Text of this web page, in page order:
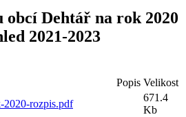
obcí Dehtář na rok 2020
2021-2023
Popis Velikost
2020-rozpis.pdf
671.4
Kb